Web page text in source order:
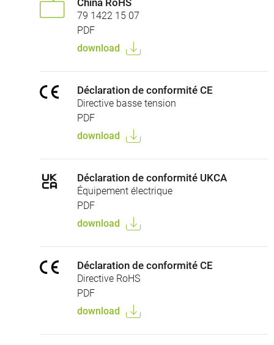
China RoHS
79 1422 15 07
PDF
download
Déclaration de conformité CE
Directive basse tension
PDF
download
Déclaration de conformité UKCA
Équipement électrique
PDF
download
Déclaration de conformité CE
Directive RoHS
PDF
download